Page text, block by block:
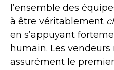
l’ensemble des
à être véritablement
en s’appuyant
humain. Les
assurément le